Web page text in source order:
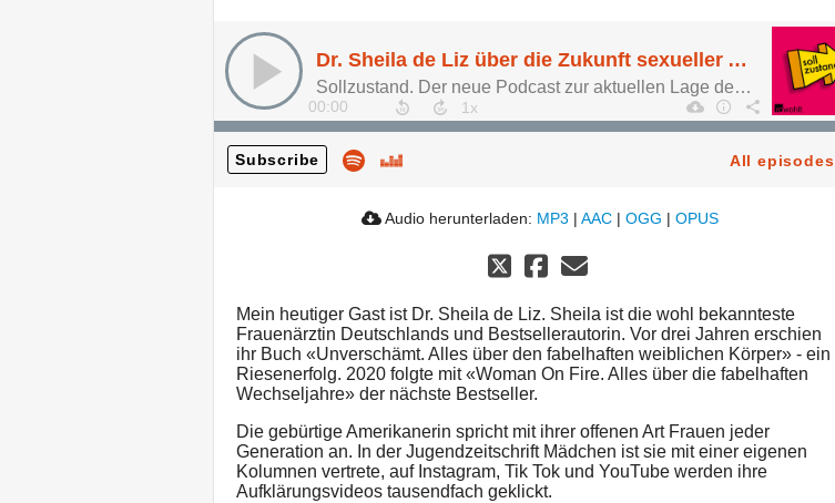
Dr. Sheila de Liz über die Zukunft sexueller Aufklärung
Sollzustand. Der neue Podcast zur aktuellen Lage der Zukunft.
00:00
Subscribe All episodes
Audio herunterladen: MP3 | AAC | OGG | OPUS
Mein heutiger Gast ist Dr. Sheila de Liz. Sheila ist die wohl bekannteste
Frauenärztin Deutschlands und Bestsellerautorin. Vor drei Jahren erschien
ihr Buch «Unverschämt. Alles über den fabelhaften weiblichen Körper» - ein
Riesenerfolg. 2020 folgte mit «Woman On Fire. Alles über die fabelhaften
Wechseljahre» der nächste Bestseller.
Die gebürtige Amerikanerin spricht mit ihrer offenen Art Frauen jeder
Generation an. In der Jugendzeitschrift Mädchen ist sie mit einer eigenen
Kolumnen vertrete, auf Instagram, Tik Tok und YouTube werden ihre
Aufklärungsvideos tausendfach geklickt.